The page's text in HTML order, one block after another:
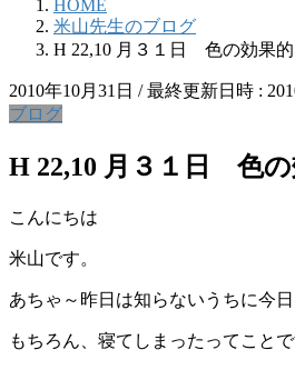
HOME
米山先生のブログ
H 22,10 月３１日 色の効果
2010年10月31日 / 最終更新日時 :
ブログ
H 22,10 月３１日 色
こんにちは
米山です。
あちゃ～昨日は知らないうちに今日
もちろん、寝てしまったってことで